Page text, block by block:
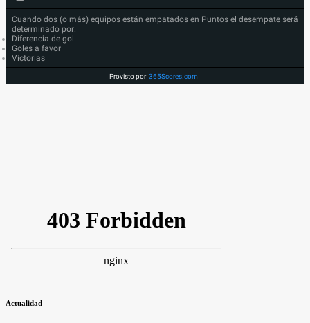
Cuando dos (o más) equipos están empatados en Puntos el desempate será
determinado por:
Diferencia de gol
Goles a favor
Victorias
Provisto por 365Scores.com
Actualidad